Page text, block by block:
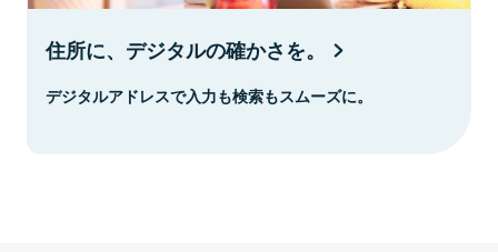
住所に、デジタルの確かさを。
デジタルアドレスで入力も検索もスムーズに。